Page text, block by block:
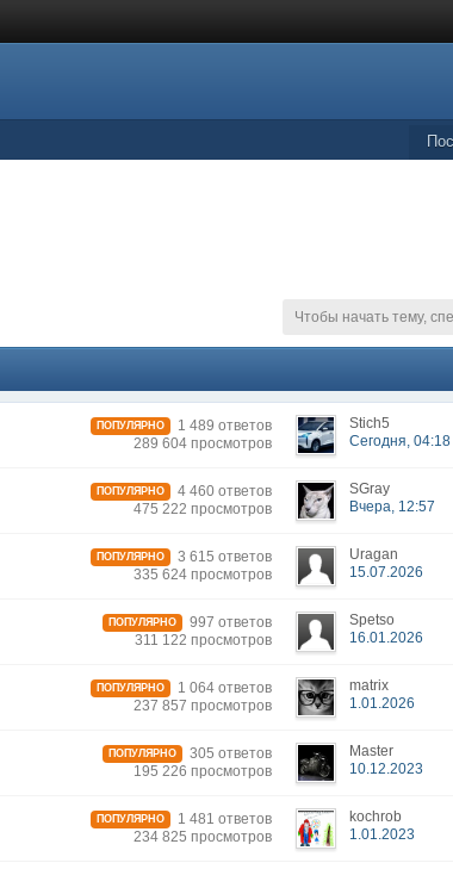
Чтобы начать тему,
ПОПУЛЯРНО
1 489 ответов
289 604 просмотров
Stich5
Сегодня, 04:18
ПОПУЛЯРНО
4 460 ответов
475 222 просмотров
SGray
Вчера, 12:57
ПОПУЛЯРНО
3 615 ответов
335 624 просмотров
Uragan
15.07.2026
ПОПУЛЯРНО
997 ответов
311 122 просмотров
Spetso
16.01.2026
ПОПУЛЯРНО
1 064 ответов
237 857 просмотров
matrix
1.01.2026
ПОПУЛЯРНО
305 ответов
195 226 просмотров
Мaster
10.12.2023
ПОПУЛЯРНО
1 481 ответов
234 825 просмотров
kochrob
1.01.2023